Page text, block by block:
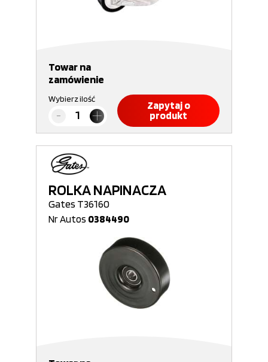
Towar na
zamówienie
Wybierz ilość
Zapytaj o
produkt
ROLKA NAPINACZA
Gates T36160
Nr Autos 0384490